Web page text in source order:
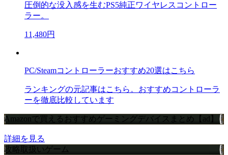
圧倒的な没入感を生むPS5純正ワイヤレスコントロー
ラー。
11,480円
PC/Steamコントローラーおすすめ20選はこちら
ランキングの元記事はこちら。おすすめコントローラ
ーを徹底比較しています
Amazonで買えるおすすめゲーミングデバイスまとめ【ad】
詳細を見る
攻略取扱いゲーム